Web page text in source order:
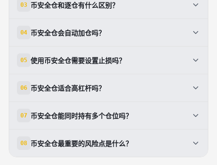
议在完全不了解风险控制时直接大额使用。
03 币安全仓和逐仓有什么区别？
计算风险，亏损主要限制在该仓位内。
04 币安全仓会自动加仓吗？
可用保证金会被统一用于支撑整体仓位。
05 使用币安全仓需要设置止损吗？
能影响整个账户保证金。
06 币安全仓适合高杠杆吗？
平风险。
07 币安全仓能同时持有多个仓位吗？
金，但这也意味着风险会相互影响。
08 币安全仓最重要的风险点是什么？